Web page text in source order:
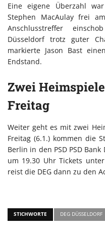
Eine eigene Überzahl
Stephen MacAulay frei
Anschlusstreffer
Düsseldorf trotz guter
markierte Jason Bast
Endstand.
Zwei
Freitag
Weiter geht es mit zwei
Freitag (6.1.) kommen die
Berlin in den PSD PSD
um 19.30 Uhr Tickets
reist die DEG dann zu den
STICHWORTE DEG DÜSSELDORF